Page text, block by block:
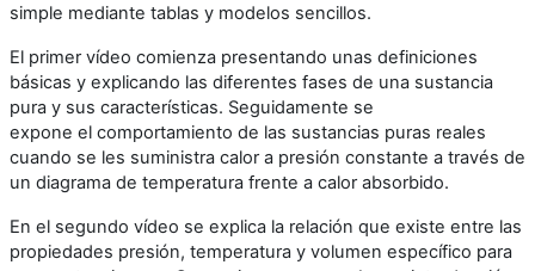
simple mediante tablas y modelos sencillos.
El primer vídeo comienza presentando unas definiciones
básicas y explicando las diferentes fases de una sustancia
pura y sus características. Seguidamente se
expone el comportamiento de las sustancias puras reales
cuando se les suministra calor a presión constante a través de
un diagrama de temperatura frente a calor absorbido.
En el segundo vídeo se explica la relación que existe entre las
propiedades presión, temperatura y volumen específico para